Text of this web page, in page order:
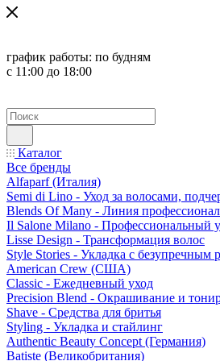
график работы: по будням
с 11:00 до 18:00
Каталог
Все бренды
Alfaparf (Италия)
Semi di Lino - Уход за волосами,
Blends Of Many - Линия
Il Salone Milano - Профессиональный
Lisse Design - Трансформация волос
Style Stories - Укладка с безупречным
American Crew (США)
Classic - Ежедневный уход
Precision Blend - Окрашивание и
Shave - Средства для бритья
Styling - Укладка и стайлинг
Authentic Beauty Concept (Германия)
Batiste (Великобритания)